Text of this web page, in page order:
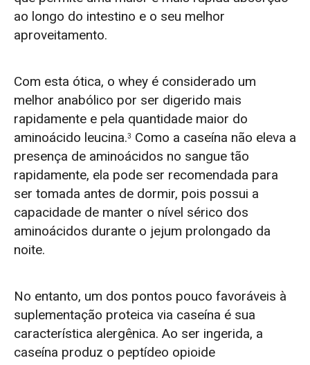
ao longo do intestino e o seu melhor
aproveitamento.
Com esta ótica, o whey é considerado um
melhor anabólico por ser digerido mais
rapidamente e pela quantidade maior do
aminoácido leucina.3
Como a caseína não eleva a
presença de aminoácidos no sangue tão
rapidamente, ela pode ser recomendada para
ser tomada antes de dormir, pois possui a
capacidade de manter o nível sérico dos
aminoácidos durante o jejum prolongado da
noite.
No entanto, um dos pontos pouco favoráveis à
suplementação proteica via caseína é sua
característica alergênica. Ao ser ingerida, a
caseína produz o peptídeo opioide